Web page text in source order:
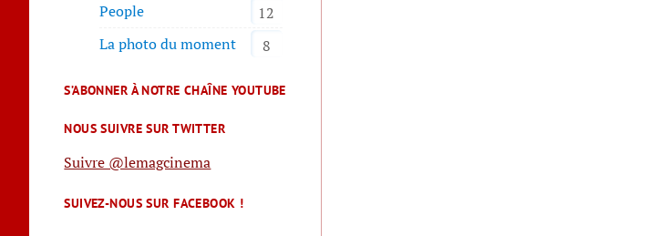
People
12
La photo du moment
8
S’ABONNER À NOTRE CHAÎNE YOUTUBE
NOUS SUIVRE SUR TWITTER
Suivre @lemagcinema
SUIVEZ-NOUS SUR FACEBOOK !